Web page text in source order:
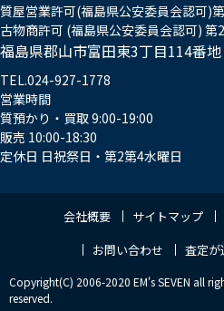
質屋営業許可(福島県公安委員会認可)
古物商許可 (福島県公安委員会認可)
福島県郡山市富田東3丁目114番地
TEL.024-927-1778
営業時間
質預かり・買取 9:00-19:00
販売 10:00-18:30
定休日 日祝祭日・第2第4水曜日
会社概要 サイトマップ
お問い合わせ
査定が
Copyright(C) 2006-2020 EM's SEVEN all
reserved.